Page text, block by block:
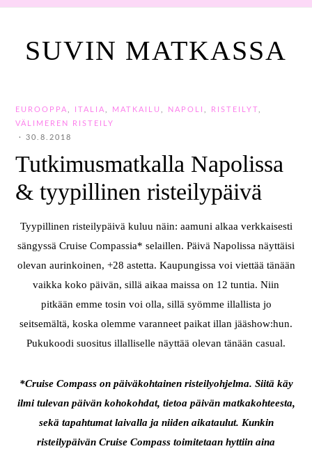
SUVIN MATKASSA
EUROOPPA ITALIA MATKAILU NAPOLI RISTEILYT
VÄLIMEREN RISTEILY
·30.8.2018
Tutkimusmatkalla Napolissa
& tyypillinen risteilypäivä
Tyypillinen risteilypäivä kuluu näin: aamuni alkaa verkkaisesti
sängyssä Cruise Compassia* selaillen. Päivä Napolissa näyttäisi
olevan aurinkoinen, +28 astetta. Kaupungissa voi viettää tänään
vaikka koko päivän, sillä aikaa maissa on 12 tuntia. Niin
pitkään emme tosin voi olla, sillä syömme illallista jo
seitsemältä, koska olemme varanneet paikat illan jääshow:hun.
Pukukoodi suositus illalliselle näyttää olevan tänään casual.
*Cruise Compass on päiväkohtainen risteilyohjelma. Siitä käy
ilmi tulevan päivän kohokohdat, tietoa päivän matkakohteesta,
sekä tapahtumat laivalla ja niiden aikataulut. Kunkin
risteilypäivän Cruise Compass toimitetaan hyttiin aina